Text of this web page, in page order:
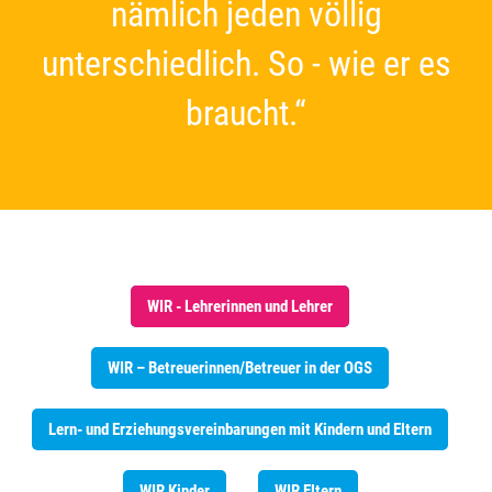
nämlich jeden völlig
unterschiedlich. So - wie er es
braucht.“
WIR - Lehrerinnen und Lehrer
WIR – Betreuerinnen/Betreuer in der OGS
Lern- und Erziehungsvereinbarungen mit Kindern und Eltern